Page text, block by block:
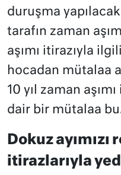
duruşma
tarafın zaman
aşımı itirazıyla
hocadan mütalaa
10 yıl zaman
dair bir mütalaa
Dokuz
itirazlarıyla